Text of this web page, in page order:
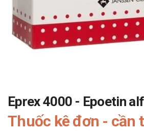
Eprex 4000 - Epoetin
Thuốc kê đơn - cần